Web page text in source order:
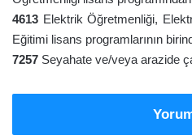
4613 Elektrik Öğretmenliği,
Eğitimi lisans programlarının
7257 Seyahate ve/veya arazide